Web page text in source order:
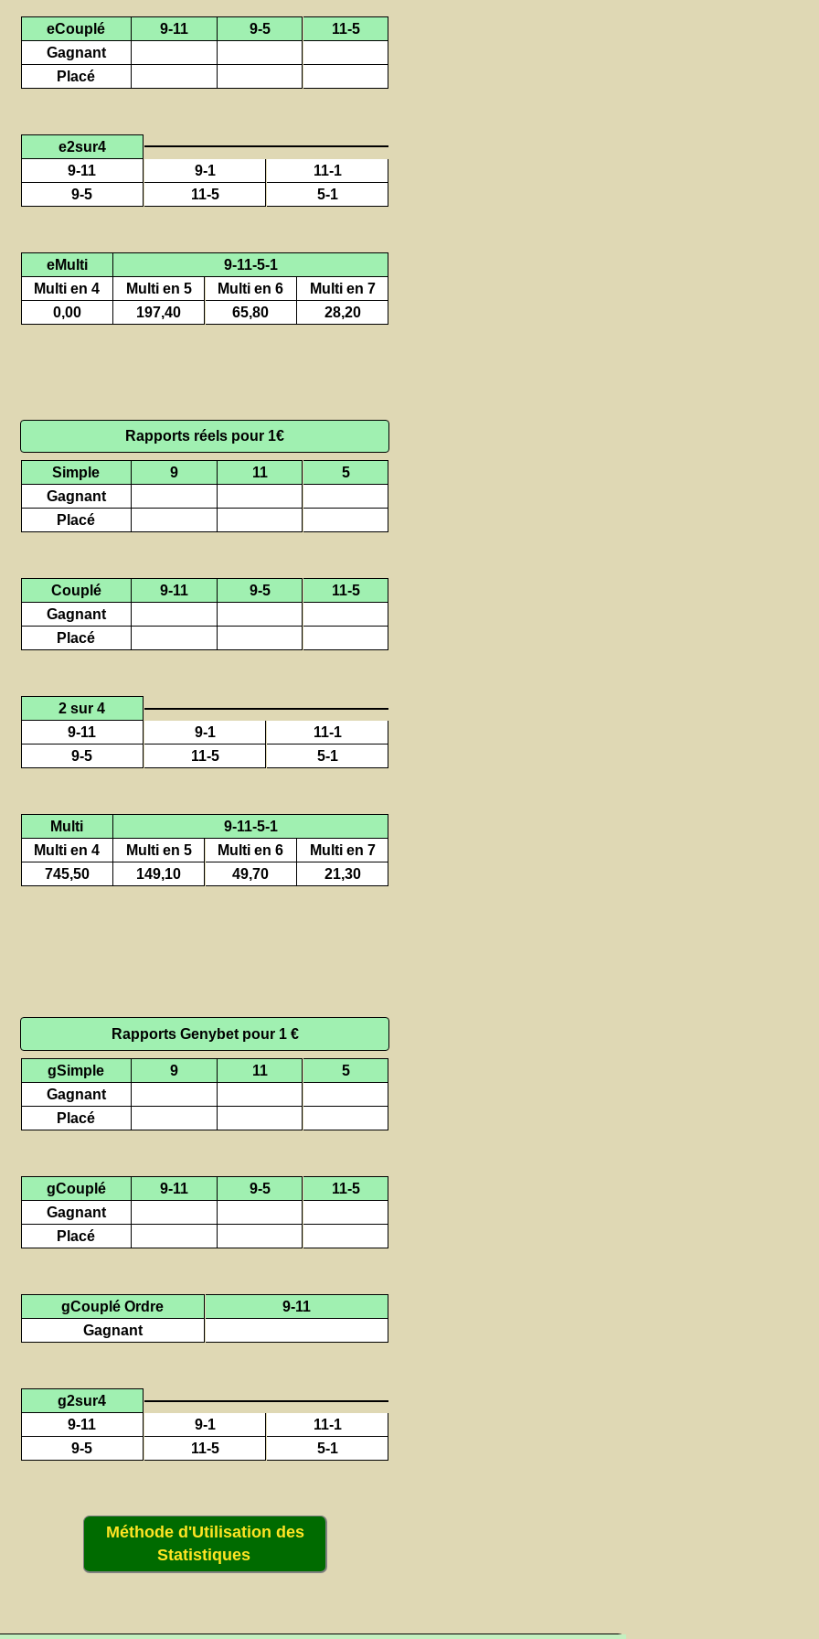
eCouplé 9-11 9-5
11-5
Gagnant
Placé
e2sur4
9-11
9-1
11-1
9-5
11-5 5-1
eMulti
9-11-5-1
Multi en 4
Multi en 5 Multi en 6
Multi en 7
0,00
197,40 65,80 28,20
Rapports réels pour 1€
Simple 9 11
5
Gagnant
Placé
Couplé 9-11 9-5
11-5
Gagnant
Placé
2 sur 4
9-11
9-1
11-1
9-5
11-5 5-1
Multi
9-11-5-1
Multi en 4
Multi en 5 Multi en 6
Multi en 7
745,50
149,10 49,70 21,30
Rapports Genybet pour 1 €
gSimple 9 11
5
Gagnant
Placé
gCouplé 9-11 9-5
11-5
Gagnant
Placé
gCouplé Ordre
9-11
Gagnant
g2sur4
9-11
9-1
11-1
9-5
11-5 5-1
Méthode d'Utilisation des
Statistiques